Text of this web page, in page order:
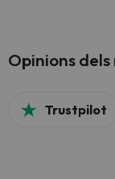
Opinions
Trustpilot